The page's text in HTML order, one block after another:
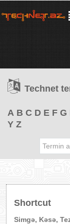
Technet
A B C D E F G
Y Z
Shortcut
Simgə, Kəsə,